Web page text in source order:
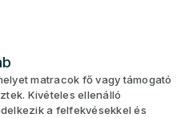
matracok fő vagy támogató
Kivételes ellenálló
a felfekvésekkel és